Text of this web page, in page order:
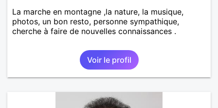
La marche en montagne ,la nature, la musique,
photos, un bon resto, personne sympathique,
cherche à faire de nouvelles connaissances .
Voir le profil